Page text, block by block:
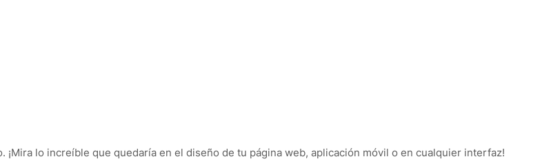
lo increíble que quedaría en el diseño de tu página web, aplicación móvil o en cualquier interfaz!